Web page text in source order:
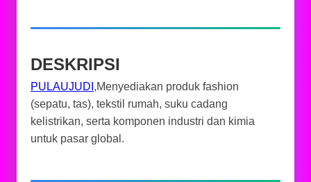
DESKRIPSI
PULAUJUDI ,Menyediakan produk fashion
(sepatu, tas), tekstil rumah, suku cadang
kelistrikan, serta komponen industri dan kimia
untuk pasar global.